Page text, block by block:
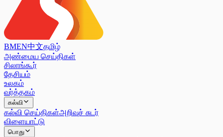
BMEN中文தமிழ்
அண்மைய செய்திகள்
சிலாங்கூர்
தேசியம்
உலகம்
வர்த்தகம்
கல்வி
கல்வி செய்திகள்அறிவுச் சுடர்
விளையாட்டு
பொது